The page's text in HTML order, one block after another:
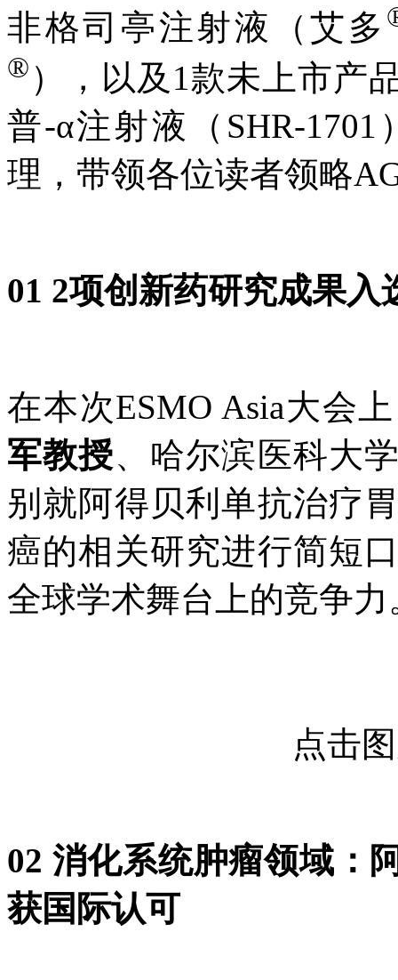
非格司亭注射液（艾多
® ），以及1款未上市产
普-α注射液（SHR-
理，带领各位读者领略
01 2项创新药研究成果入
在本次ESMO Asia大会
军教授、哈尔滨医科大
别就阿得贝利单抗治疗
癌的相关研究进行简短
全球学术舞台上的竞争力
点击
02 消化系统肿瘤领域：
获国际认可